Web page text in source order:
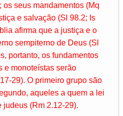
seus mandamentos (Mq
e salvação (Sl 98.2; Is
afirma que a justiça e o
sempiterno de Deus (Sl
portanto, os fundamentos
e monoteístas serão
29). O primeiro grupo são
aqueles a quem a lei
judeus (Rm 2.12-29).